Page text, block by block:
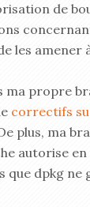
de
les amener
ma propre
correctifs
plus, ma
autorise
que dpkg